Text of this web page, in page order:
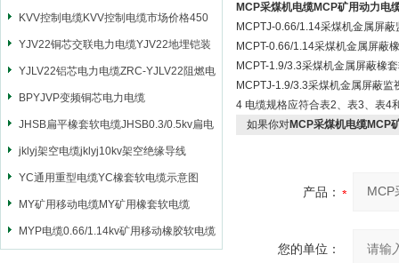
缆
KVV控制电缆KVV控制电缆市场价格450
YJV22铜芯交联电力电缆YJV22地埋铠装
电源电缆
YJLV22铝芯电力电缆ZRC-YJLV22阻燃电
力电缆
BPYJVP变频铜芯电力电缆
JHSB扁平橡套软电缆JHSB0.3/0.5kv扁电
缆
jklyj架空电缆jklyj10kv架空绝缘导线
YC通用重型电缆YC橡套软电缆示意图
MY矿用移动电缆MY矿用橡套软电缆
MYP电缆0.66/1.14kv矿用移动橡胶软电缆
MCP采煤机电缆MCP矿用动力电
MCPTJ-0.66/1.14采煤机金属屏
MCPT-0.66/1.14采煤机金属屏蔽
MCPT-1.9/3.3采煤机金属屏蔽橡
MCPTJ-1.9/3.3采煤机金属屏蔽
4 电缆规格应符合表2、表3、表4
如果你对MCP采煤机电缆MCP
产品：
您的单位：